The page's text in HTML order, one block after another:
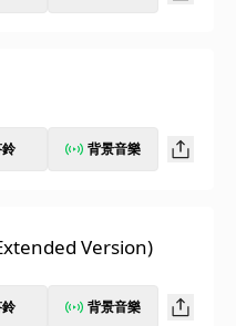
背景音樂
Version)
背景音樂